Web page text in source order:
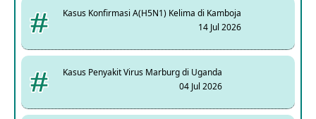
Kasus Konfirmasi A(H5N1) Kelima di Kamboja
14 Jul 2026
Kasus Penyakit Virus Marburg di Uganda
04 Jul 2026